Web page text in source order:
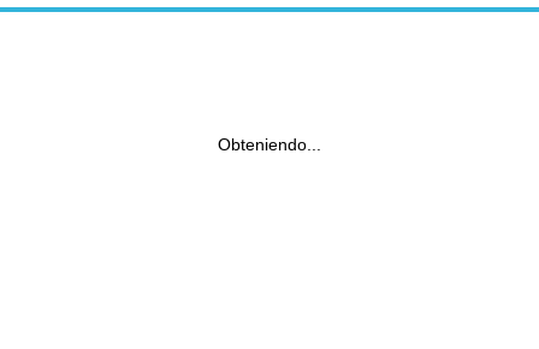
Obteniendo...